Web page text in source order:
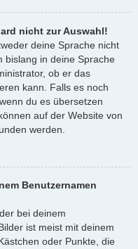
nicht zur Auswahl!
deine Sprache nicht
bislang in deine Sprache
ob er das
kann. Falls es noch
du es übersetzen
auf der Website von
werden.
Benutzernamen
bei deinem
ist meist mit deinem
oder Punkte, die